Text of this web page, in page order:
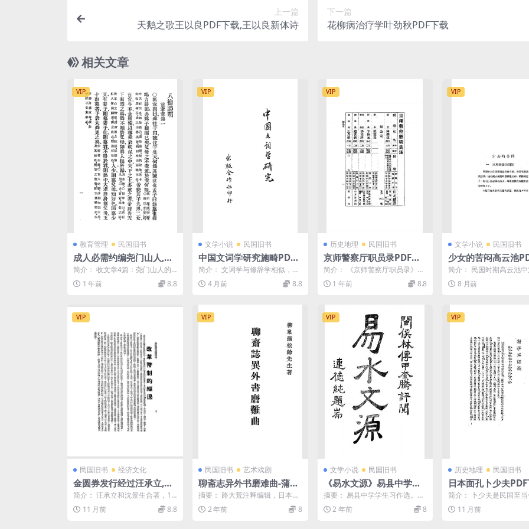
上一篇
天鹅之歌王以良PDF下载,王以良新体诗
下一篇
花柳病治疗学叶劲秋PDF下载
相关文章
VIP
教育管理 民国旧书
成人必需约编尧门山人,吕
大钧PDF电子版下载
简介： 收文章4篇：尧门山人的
《八德证明》和《自修》，吕大
钧的《乡约》和《乡议》...
1 年前 8.8
VIP
文学小说 民国旧书
中国文词学研究施畸PDF
下载,古典文学修辞学研究
简介： 文词学与修辞学相似，但
还有区别。修辞学重于技术，文
词学则侧重于修辞原理，...
4 月前 8.8
VIP
历史地理 民国旧书
京师警察厅职员录PDF下
载,近代京师警察厅研究史
料,近代警察制度研究史料
简介： 《京师警察厅职员录》是
民国北京政府时期记录首都警察
系统人事的核心档案，具...
1 年前 8.8
VIP
文学小说 民国旧书
少女的苦闷高云池
载,高云池小说集
简介： 民国时期高云池
说。 截图： 目录： 1 三
开始 6 2 失...
8 月前
VIP
民国旧书 经济文化
金圆券发行经过汪承立,沈
景生PDF下载,民国币制经
济研究史料
简介： 汪承立和沈景生合著，19
48年北平日报社出版，是民国时
期记录金圆券改革的...
11 月前 8.8
VIP
民国旧书 艺术戏剧
聊斋志异外书磨难曲-蒲松
龄著-文求堂书店
摘要： 路大荒注释编辑，日本昭
和11年出版 截图：
2 年前 8
VIP
文学小说 民国旧书
《易水文源》易县中学校
编-民国6[1917]-pdf古籍
下载
摘要： 易县中学学生习作选。收
有关易县及邻近十六县的游记、
风土记108篇，每篇均...
2 年前 8
VIP
历史地理 民国旧书
日本面孔卜少夫
卜少夫日本社会研究
简介： 卜少夫是民国至
界的标志性人物，以留学
战地报道和创办《新闻天
11 月前